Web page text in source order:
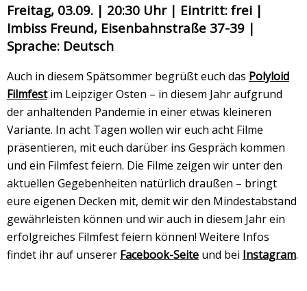
Mitarbeit
Veranstaltungsrückblick
Datenschutz
Räume mieten
#4696 (no title)
Presse/Newsletter
Freitag, 03.09. | 20:30 Uhr | Eintritt: frei |
Imbiss Freund, Eisenbahnstraße 37-39 |
Sprache: Deutsch
Auch in diesem Spätsommer begrüßt euch das Polyloid
Filmfest im Leipziger Osten – in diesem Jahr aufgrund
der anhaltenden Pandemie in einer etwas kleineren
Variante. In acht Tagen wollen wir euch acht Filme
präsentieren, mit euch darüber ins Gespräch kommen
und ein Filmfest feiern. Die Filme zeigen wir unter den
aktuellen Gegebenheiten natürlich draußen – bringt
eure eigenen Decken mit, demit wir den Mindestabstand
gewährleisten können und wir auch in diesem Jahr ein
erfolgreiches Filmfest feiern können! Weitere Infos
findet ihr auf unserer Facebook-Seite und bei Instagram.